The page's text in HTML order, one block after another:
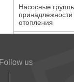
Насосные
отопления
Follow us